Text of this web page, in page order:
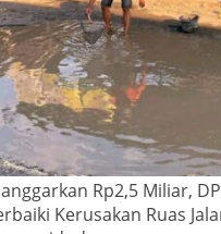
Rp2,5 Miliar,
Kerusakan Ruas